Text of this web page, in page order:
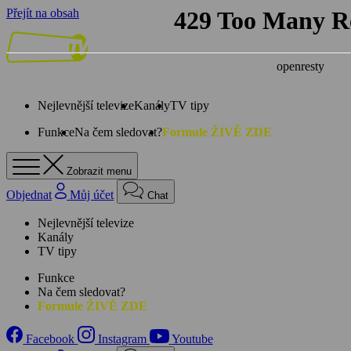
Přejít na obsah
Nejlevnější televizeKanályTV tipy
FunkceNa čem sledovat?Formule ŽIVĚ ZDE
Zobrazit menu
Objednat Můj účet Chat
Nejlevnější televize
Kanály
TV tipy
Funkce
Na čem sledovat?
Formule ŽIVĚ ZDE
Facebook Instagram
Youtube